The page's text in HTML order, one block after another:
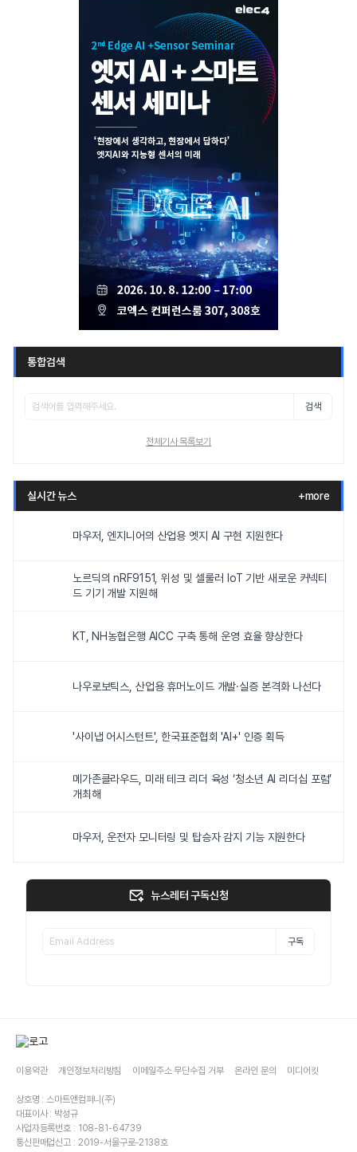
통합검색
검색
전체기사 목록보기
실시간 뉴스 +more
마우저, 엔지니어의 산업용 엣지 AI 구현 지원한다
노르딕의 nRF9151, 위성 및 셀룰러 IoT 기반 새로운 커넥티
드 기기 개발 지원해
KT, NH농협은행 AICC 구축 통해 운영 효율 향상한다
나우로보틱스, 산업용 휴머노이드 개발·실증 본격화 나선다
'사이냅 어시스턴트', 한국표준협회 'AI+' 인증 획득
메가존클라우드, 미래 테크 리더 육성 ‘청소년 AI 리더십 포럼’
개최해
마우저, 운전자 모니터링 및 탑승자 감지 기능 지원한다
뉴스레터 구독신청
구독
이용약관 개인정보처리방침 이메일주소 무단수집 거부 온라인 문의 미디어킷
상호명 : 스마트앤컴퍼니(주)
대표이사 : 박성규
사업자등록번호 : 108-81-64739
통신판매업신고 : 2019-서울구로-2138호